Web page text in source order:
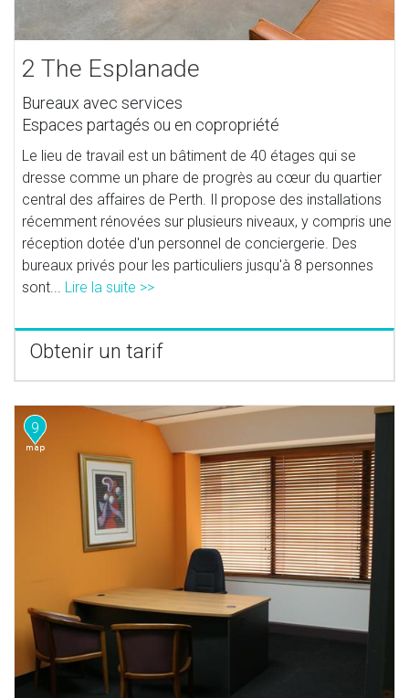
2 The Esplanade
Bureaux avec services
Espaces partagés ou en copropriété
Le lieu de travail est un bâtiment de 40 étages qui se
dresse comme un phare de progrès au cœur du quartier
central des affaires de Perth. Il propose des installations
récemment rénovées sur plusieurs niveaux, y compris une
réception dotée d'un personnel de conciergerie. Des
bureaux privés pour les particuliers jusqu'à 8 personnes
sont... Lire la suite >>
Obtenir un tarif
9